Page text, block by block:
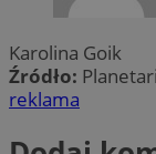
Karolina Goik
Źródło:
reklama